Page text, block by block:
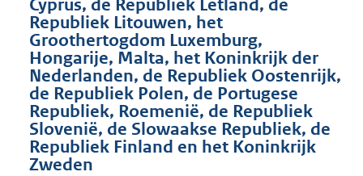
Cyprus, de Republiek Letland, de
Republiek Litouwen, het
Groothertogdom Luxemburg,
Hongarije, Malta, het Koninkrijk der
Nederlanden, de Republiek Oostenrijk,
de Republiek Polen, de Portugese
Republiek, Roemenië, de Republiek
Slovenië, de Slowaakse Republiek, de
Republiek Finland en het Koninkrijk
Zweden